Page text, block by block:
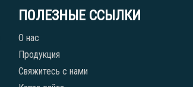
ПОЛЕЗНЫЕ ССЫЛКИ
О нас
Продукция
Свяжитесь с нами